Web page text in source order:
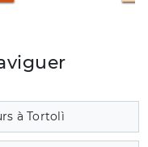
à Tortolì